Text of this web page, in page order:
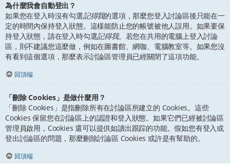
為什麼我會自動登出？
如果您在登入時沒有勾選記得我的選項，那麼您登入討論區後只能在一
定的時間內保持登入狀態。這樣能防止您的帳號被他人誤用。如果要保
持登入狀態，請在登入時勾選記得我。若您在共用的電腦上登入討論
區，則不建議您這麼做，例如在圖書館、網咖、電腦教室等。如果您沒
有看到這個選項，那麼表示討論區管理員已經關閉了這項功能。
回頂端
「刪除 Cookies」是做什麼用？
「刪除 Cookies」是指刪除所有在討論區所建立的 Cookies。這些
Cookies 保留您在討論區上的認證和登入狀態。如果它們已經被討論區
管理員啟用，Cookies 還可以提供如讀出跟踪的功能。假如您有登入或
登出討論區的問題，那麼刪除討論區 Cookies 或許是有幫助的。
回頂端